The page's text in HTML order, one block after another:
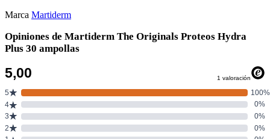
Marca Martiderm
Opiniones de Martiderm The Originals Proteos Hydra
Plus 30 ampollas